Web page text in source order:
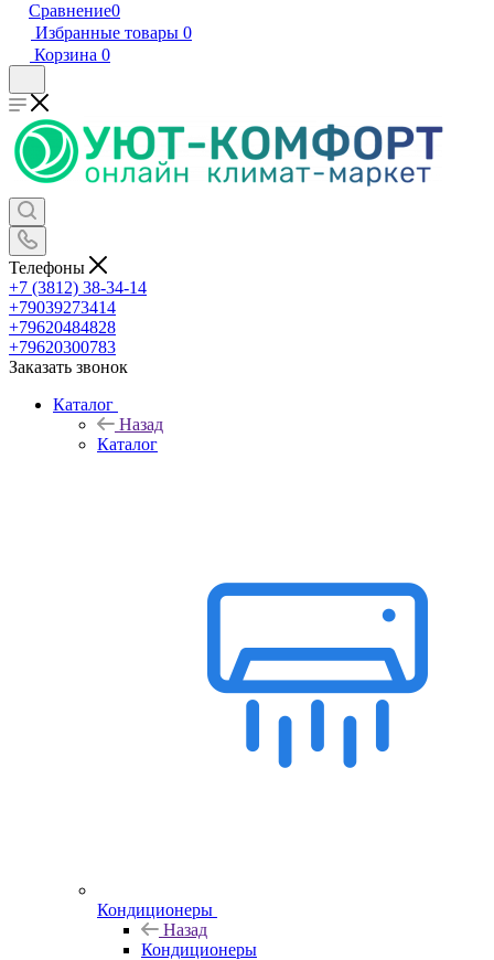
Сравнение0
Избранные товары 0
Корзина 0
Телефоны
+7 (3812) 38-34-14
+79039273414
+79620484828
+79620300783
Заказать звонок
Каталог
Назад
Каталог
Кондиционеры
Назад
Кондиционеры